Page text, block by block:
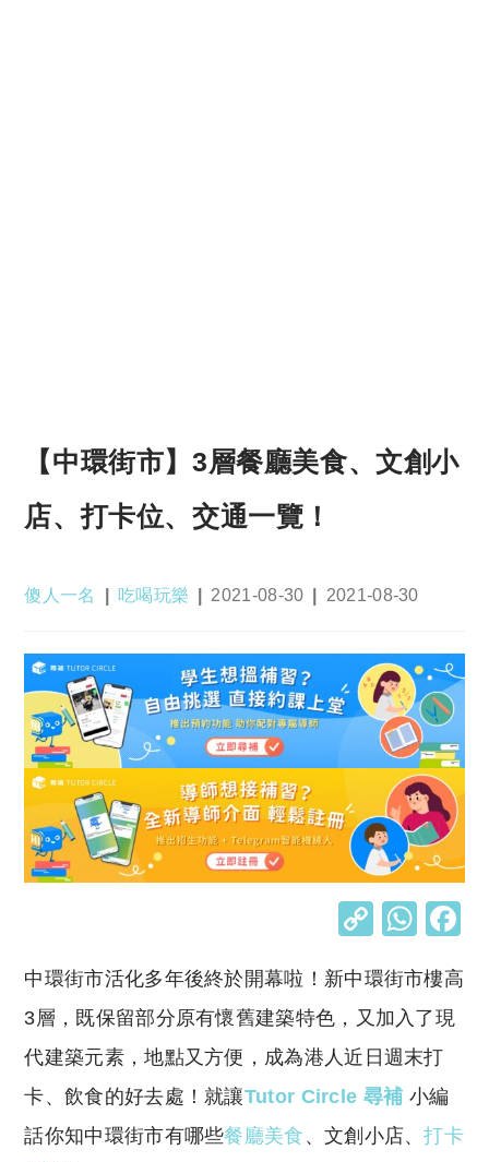
【中環街市】3層餐廳美食、文創小
店、打卡位、交通一覽！
Post
傻人一名
Post
吃喝玩樂
Post
2021-08-30
Post
2021-08-30
C
p
y
Li
n
k
W
at
s
A
p
p
中環街市活化多年後終於開幕啦！新中環街市樓高
3層，既保留部分原有懷舊建築特色，又加入了現
代建築元素，地點又方便，成為港人近日週末打
卡、飲食的好去處！就讓Tutor Circle 尋補 小編
話你知中環街市有哪些餐廳美食 、文創小店、打卡